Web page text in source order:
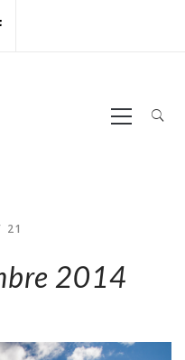
Primary
Menu
21
2014